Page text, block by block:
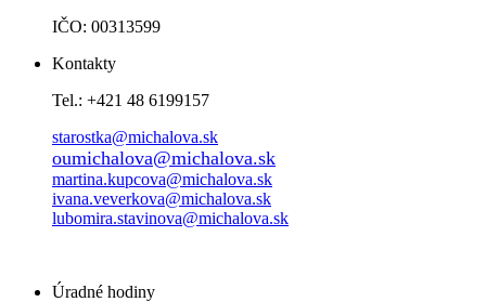
IČO: 00313599
Kontakty
Tel.: +421 48 6199157
starostka@michalova.sk
oumichalova@michalova.sk
martina.kupcova@michalova.sk
ivana.veverkova@michalova.sk
lubomira.stavinova@michalova.sk
Úradné hodiny